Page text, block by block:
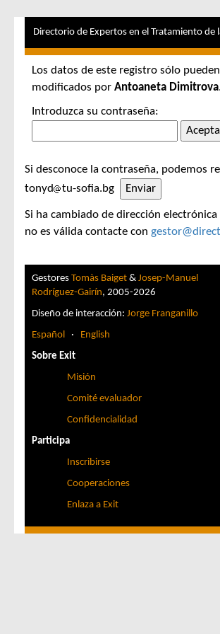
Directorio de Expertos en el Tratamiento de
Los datos de este registro sólo
modificados por Antoaneta Dimitrova.
Introduzca su contraseña:
Si desconoce la contraseña, podemos
tonyd
tu-sofia.bg
Si ha cambiado de dirección
no es válida contacte con
Gestores Tomàs Baiget & Josep-Manuel
Rodríguez-Gairín, 2005-2026
Diseño de interacción: Jorge Franganillo
Español · English
Sobre Exit
Misión
Comité evaluador
Confidencialidad
Participa
Inscribirse
Cooperaciones
Enlaza a Exit